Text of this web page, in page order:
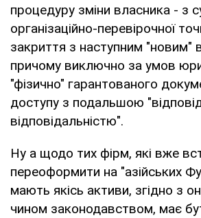
процедуру зміни власника - з
організаційно-перевірочної
закриття з наступним "новим"
причому виключно за умов
"фізично" гарантованого
доступу з подальшою
відповідальністю".
Ну а щодо тих фірм, які вже
переоформити на "азійських
мають якісь активи, згідно з
чином законодавством, має